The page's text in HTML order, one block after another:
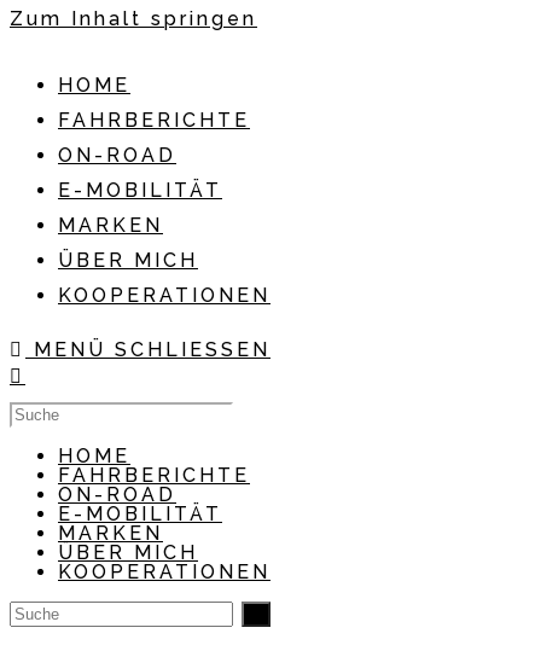
Zum Inhalt springen
HOME
FAHRBERICHTE
ON-ROAD
E-MOBILITÄT
MARKEN
ÜBER MICH
KOOPERATIONEN
MENÜ SCHLIESSEN
HOME
FAHRBERICHTE
ON-ROAD
E-MOBILITÄT
MARKEN
ÜBER MICH
KOOPERATIONEN